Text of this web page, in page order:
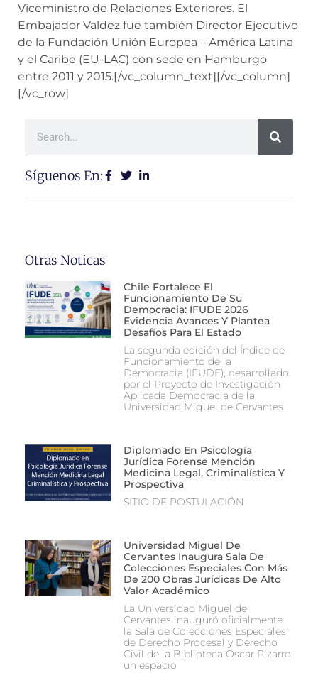
Viceministro de Relaciones Exteriores. El
Embajador Valdez fue también Director Ejecutivo
de la Fundación Unión Europea – América Latina
y el Caribe (EU-LAC) con sede en Hamburgo
entre 2011 y 2015.[/vc_column_text][/vc_column]
[/vc_row]
Síguenos En:
Otras Noticas
Chile Fortalece El
Funcionamiento De Su
Democracia: IFUDE 2026
Evidencia Avances Y Plantea
Desafíos Para El Estado
La segunda edición del Índice de
Funcionamiento de la
Democracia (IFUDE), desarrollado
por el Proyecto de Investigación
Aplicada Democracia de la
Universidad Miguel de Cervantes
Diplomado En Psicología
Jurídica Forense Mención
Medicina Legal, Criminalística Y
Prospectiva
SITIO DE POSTULACIÓN
Universidad Miguel De
Cervantes Inaugura Sala De
Colecciones Especiales Con Más
De 200 Obras Jurídicas De Alto
Valor Académico
La Universidad Miguel de
Cervantes inauguró oficialmente
la Sala de Colecciones Especiales
de Derecho Procesal y Derecho
Civil de la Biblioteca Oscar Pizarro,
un espacio